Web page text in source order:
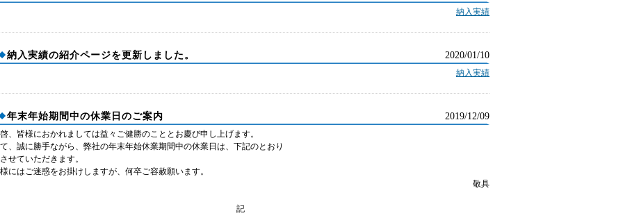
納入実績
2020/01/10
納入実績の紹介ページを更新しました。
納入実績
2019/12/09
年末年始期間中の休業日のご案内
、皆様におかれましては益々ご健勝のこととお慶び申し上げます。
、誠に勝手ながら、弊社の年末年始休業期間中の休業日は、下記のとおり
せていただきます。
にはご迷惑をお掛けしますが、何卒ご容赦願います。
敬具
記